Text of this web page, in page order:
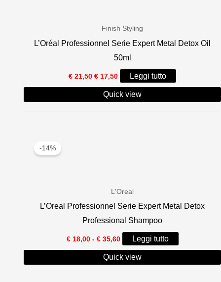
Finish Styling
L’Oréal Professionnel Serie Expert Metal Detox Oil
50ml
€21,50 Il
prezzo
originale
era:
€ 17,50 Il
prezzo
attuale
è:
Leggi tutto
Quick view
-14%
L'Oreal
L’Oreal Professionnel Serie Expert Metal Detox
Professional Shampoo
€18,00 - €35,60Fascia
di
prezzo:
da
Leggi tutto
Quick view